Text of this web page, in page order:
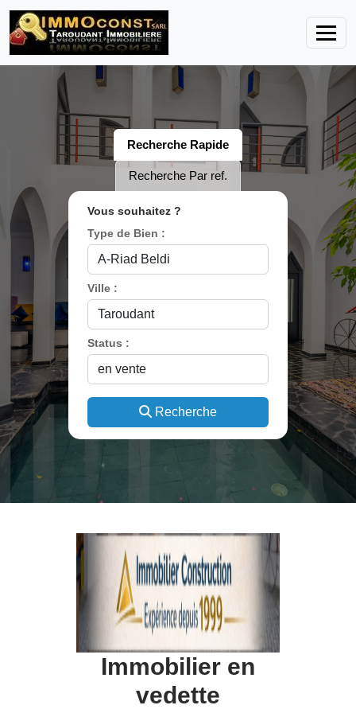
Recherche Rapide
Recherche Par ref.
Vous souhaitez ?
Type de Bien :
Ville :
Status :
Recherche
Immobilier en
vedette